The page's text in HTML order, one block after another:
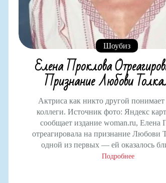
Шоубиз
Елена Проклова
Признание Любови
Актриса как никто другой
коллеги. Источник фото: Яндекс
сообщает издание woman.ru, Елена
отреагировала на признание Любови
одной из первых — ей оказалось
Подробнее